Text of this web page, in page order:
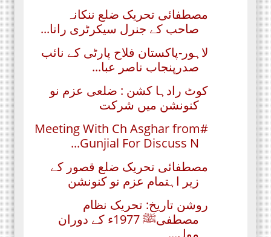
مصطفائی تحریک ضلع ننکانہ
صاحب کے جنرل سیکرٹری رانا...
لاہور-پاکستان فلاح پارٹی کے نائب
صدرپنجاب ناصر عبا...
کوٹ رادہا کشن : ضلعی عزم نو
کنونشن میں شرکت
#Meeting With Ch Asghar from
Gunjial For Discuss N...
مصطفائی تحریک ضلع قصور کے
زیر اہتمام عزم نو کنونشن
روشن تاریخ: تحریک نظام
مصطفیﷺ 1977ء کے دوران